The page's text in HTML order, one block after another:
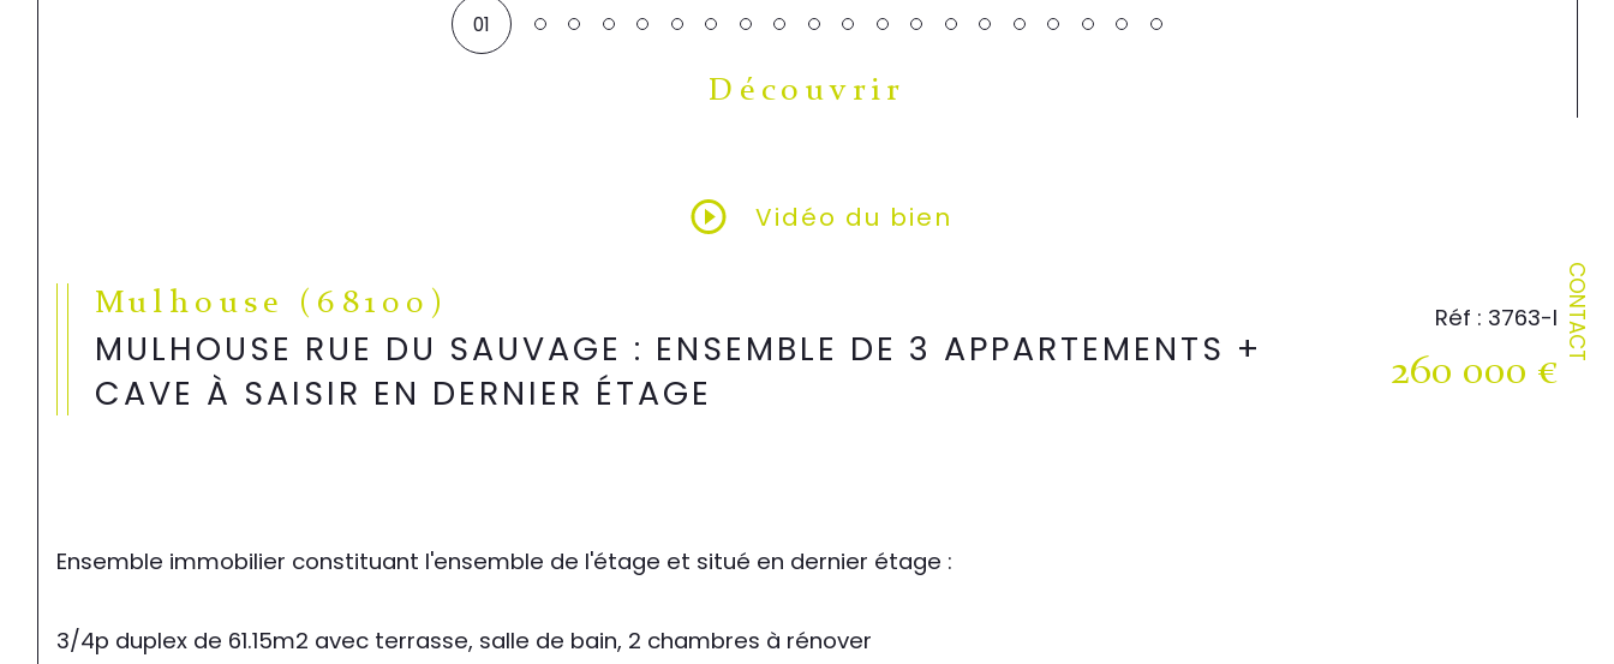
CONTACT
01
Découvrir
Vidéo du bien
Mulhouse (68100)
MULHOUSE RUE DU SAUVAGE : ENSEMBLE DE 3 APPARTEMENTS +
CAVE À SAISIR EN DERNIER ÉTAGE
Réf : 3763-I
260 000 €
Ensemble immobilier constituant l'ensemble de l'étage et situé en dernier étage :
3/4p duplex de 61.15m2 avec terrasse, salle de bain, 2 chambres à rénover